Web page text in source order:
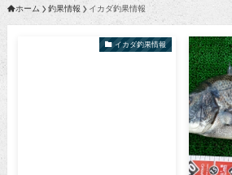
ホーム 釣果情報 イカダ釣果情報
イカダ釣果情報